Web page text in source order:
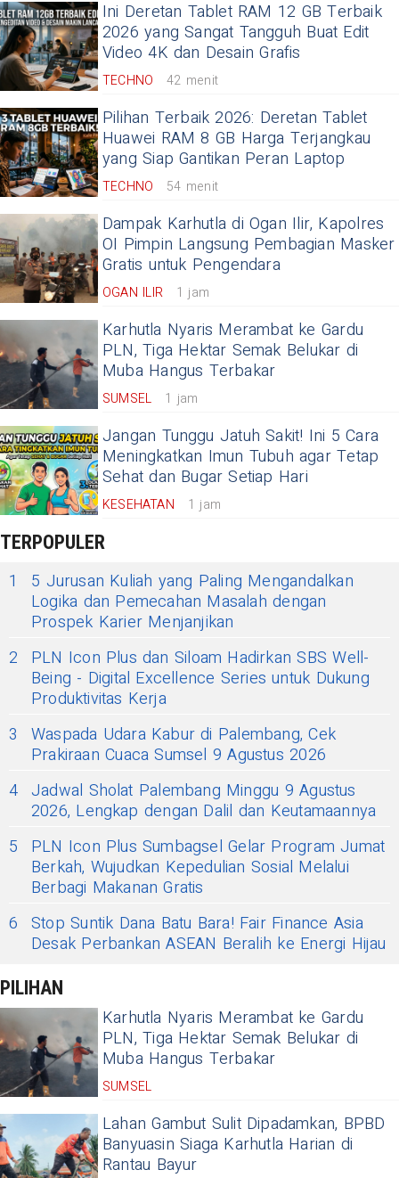
Ini Deretan Tablet RAM 12 GB Terbaik
2026 yang Sangat Tangguh Buat Edit
Video 4K dan Desain Grafis
TECHNO 42 menit
Pilihan Terbaik 2026: Deretan Tablet
Huawei RAM 8 GB Harga Terjangkau
yang Siap Gantikan Peran Laptop
TECHNO 54 menit
Dampak Karhutla di Ogan Ilir, Kapolres
OI Pimpin Langsung Pembagian Masker
Gratis untuk Pengendara
OGAN ILIR 1 jam
Karhutla Nyaris Merambat ke Gardu
PLN, Tiga Hektar Semak Belukar di
Muba Hangus Terbakar
SUMSEL 1 jam
Jangan Tunggu Jatuh Sakit! Ini 5 Cara
Meningkatkan Imun Tubuh agar Tetap
Sehat dan Bugar Setiap Hari
KESEHATAN 1 jam
TERPOPULER
1
5 Jurusan Kuliah yang Paling Mengandalkan
Logika dan Pemecahan Masalah dengan
Prospek Karier Menjanjikan
2
PLN Icon Plus dan Siloam Hadirkan SBS Well-
Being - Digital Excellence Series untuk Dukung
Produktivitas Kerja
3
Waspada Udara Kabur di Palembang, Cek
Prakiraan Cuaca Sumsel 9 Agustus 2026
4 Jadwal Sholat Palembang Minggu 9 Agustus
2026, Lengkap dengan Dalil dan Keutamaannya
5
PLN Icon Plus Sumbagsel Gelar Program Jumat
Berkah, Wujudkan Kepedulian Sosial Melalui
Berbagi Makanan Gratis
6 Stop Suntik Dana Batu Bara! Fair Finance Asia
Desak Perbankan ASEAN Beralih ke Energi Hijau
PILIHAN
Karhutla Nyaris Merambat ke Gardu
PLN, Tiga Hektar Semak Belukar di
Muba Hangus Terbakar
SUMSEL
Lahan Gambut Sulit Dipadamkan, BPBD
Banyuasin Siaga Karhutla Harian di
Rantau Bayur